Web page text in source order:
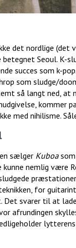
det nordlige
betegnet Seoul. K-
succes som k-
som sludge/
så langt ned, at
kommer
med nihilisme.
sælger Kuboasom
kunne nemlig være
for
svarer til at
afrundingen